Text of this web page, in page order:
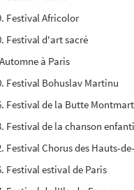
Festival Africolor
Festival d'art sacré
à Paris
Festival Bohuslav Martinu
Festival de la Butte
Festival de la chanson
Festival Chorus des Hauts-
Festival estival de Paris